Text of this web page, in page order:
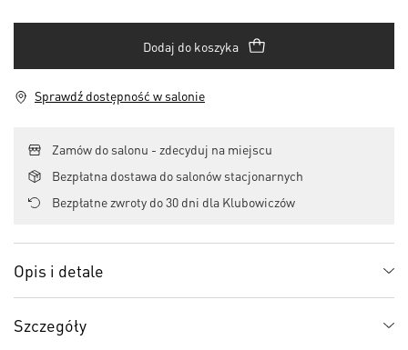
Dodaj do koszyka
Sprawdź dostępność w salonie
Zamów do salonu - zdecyduj na miejscu
Bezpłatna dostawa do salonów stacjonarnych
Bezpłatne zwroty do 30 dni dla Klubowiczów
Opis i detale
Szczegóły